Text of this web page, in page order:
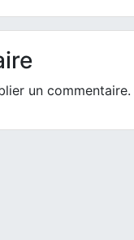
un commentaire.